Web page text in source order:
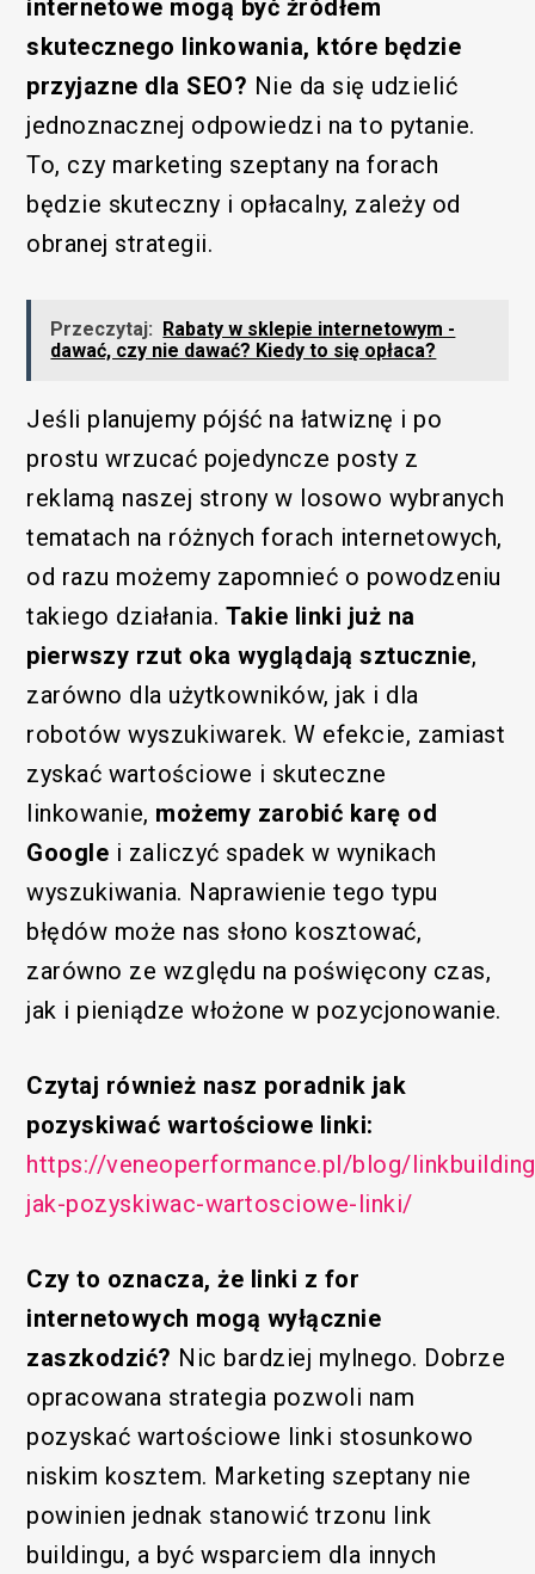
internetowe mogą być źródłem
skutecznego linkowania, które będzie
przyjazne dla SEO? Nie da się udzielić
jednoznacznej odpowiedzi na to pytanie.
To, czy marketing szeptany na forach
będzie skuteczny i opłacalny, zależy od
obranej strategii.
Przeczytaj: Rabaty w sklepie internetowym -
dawać, czy nie dawać? Kiedy to się opłaca?
Jeśli planujemy pójść na łatwiznę i po
prostu wrzucać pojedyncze posty z
reklamą naszej strony w losowo wybranych
tematach na różnych forach internetowych,
od razu możemy zapomnieć o powodzeniu
takiego działania. Takie linki już na
pierwszy rzut oka wyglądają sztucznie,
zarówno dla użytkowników, jak i dla
robotów wyszukiwarek. W efekcie, zamiast
zyskać wartościowe i skuteczne
linkowanie, możemy zarobić karę od
Google i zaliczyć spadek w wynikach
wyszukiwania. Naprawienie tego typu
błędów może nas słono kosztować,
zarówno ze względu na poświęcony czas,
jak i pieniądze włożone w pozycjonowanie.
Czytaj również nasz poradnik jak
pozyskiwać wartościowe linki:
https://veneoperformance.pl/blog/
jak-pozyskiwac-wartosciowe-linki/
Czy to oznacza, że linki z for
internetowych mogą wyłącznie
zaszkodzić? Nic bardziej mylnego. Dobrze
opracowana strategia pozwoli nam
pozyskać wartościowe linki stosunkowo
niskim kosztem. Marketing szeptany nie
powinien jednak stanowić trzonu link
buildingu, a być wsparciem dla innych